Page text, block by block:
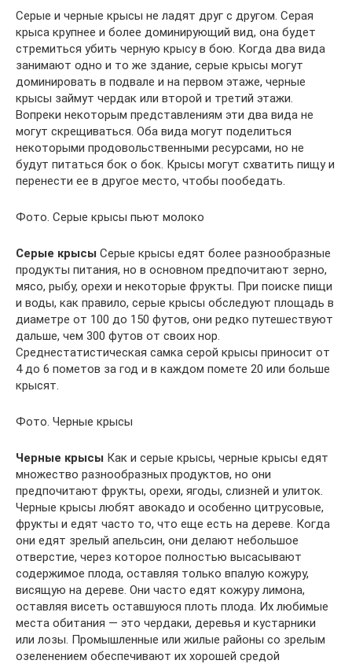
Серые и черные крысы не ладят друг с другом. Серая
крыса крупнее и более доминирующий вид, она будет
стремиться убить черную крысу в бою. Когда два вида
занимают одно и то же здание, серые крысы могут
доминировать в подвале и на первом этаже, черные
крысы займут чердак или второй и третий этажи.
Вопреки некоторым представлениям эти два вида не
могут скрещиваться. Оба вида могут поделиться
некоторыми продовольственными ресурсами, но не
будут питаться бок о бок. Крысы могут схватить пищу и
перенести ее в другое место, чтобы пообедать.
Фото. Серые крысы пьют молоко
Серые крысы Серые крысы едят более разнообразные
продукты питания, но в основном предпочитают зерно,
мясо, рыбу, орехи и некоторые фрукты. При поиске пищи
и воды, как правило, серые крысы обследуют площадь в
диаметре от 100 до 150 футов, они редко путешествуют
дальше, чем 300 футов от своих нор.
Среднестатистическая самка серой крысы приносит от
4 до 6 пометов за год и в каждом помете 20 или больше
крысят.
Фото. Черные крысы
Черные крысы Как и серые крысы, черные крысы едят
множество разнообразных продуктов, но они
предпочитают фрукты, орехи, ягоды, слизней и улиток.
Черные крысы любят авокадо и особенно цитрусовые,
фрукты и едят часто то, что еще есть на дереве. Когда
они едят зрелый апельсин, они делают небольшое
отверстие, через которое полностью высасывают
содержимое плода, оставляя только впалую кожуру,
висящую на дереве. Они часто едят кожуру лимона,
оставляя висеть оставшуюся плоть плода. Их любимые
места обитания — это чердаки, деревья и кустарники
или лозы. Промышленные или жилые районы со зрелым
озеленением обеспечивают их хорошей средой